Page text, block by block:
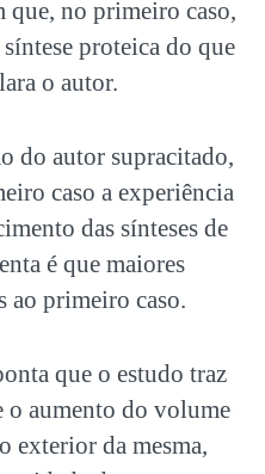
que, no primeiro caso,
proteica do que
o autor.
do autor supracitado,
caso a experiência
das sínteses de
é que maiores
ao primeiro caso.
que o estudo traz
o aumento do volume
exterior da mesma,